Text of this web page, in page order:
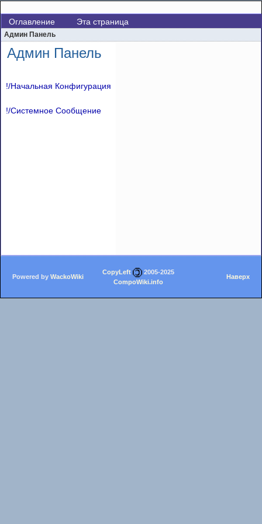
Оглавление Эта страница
Админ Панель
Админ Панель
!/Начальная Конфигурация
!/Системное Сообщение
Powered by WackoWiki
CopyLeft
2005-2025
CompoWiki.info
Наверх